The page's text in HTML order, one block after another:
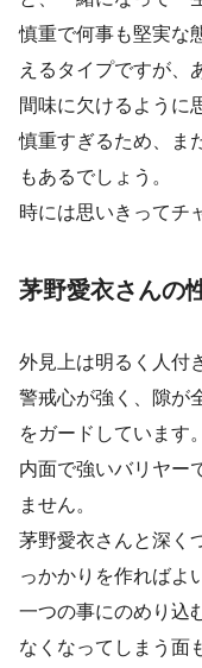
慎重で何事も堅実な
えるタイプですが、
間味に欠けるように
慎重すぎるため、ま
もあるでしょう。
時には思いきってチ
茅野愛衣さんの
外見上は明るく人付
警戒心が強く、隙が
をガードしています。
内面で強いバリヤー
ません。
茅野愛衣さんと深く
っかかりを作ればよ
一つの事にのめり込
なくなってしまう面